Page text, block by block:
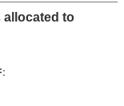
allocated to